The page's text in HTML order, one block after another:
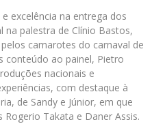
excelência na entrega dos
na palestra de Clínio Bastos,
camarotes do carnaval de
conteúdo ao painel, Pietro
nacionais e
com destaque à
de Sandy e Júnior, em que
Takata e Daner Assis.